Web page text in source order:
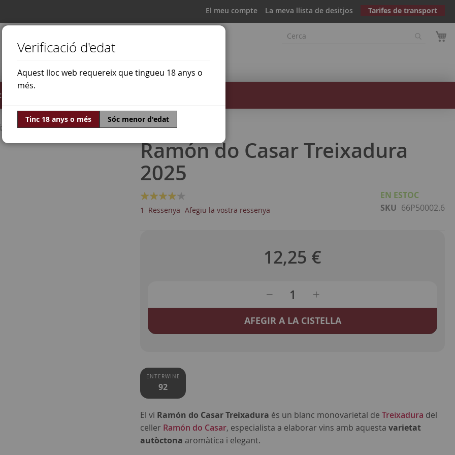
El meu compte La meva llista de desitjos Tarifes de transport
Ramón do Casar Treixadura
2025
Valoració:
80% of100
1 Ressenya Afegiu la vostra ressenya
EN ESTOC
SKU 66P50002.6
12,25 €
AFEGIR A LA CISTELLA
ENTERWINE
92
El vi Ramón do Casar Treixadura és un blanc monovarietal deTreixadura del
celler Ramón do Casar, especialista a elaborar vins amb aquestavarietat
autòctona aromàtica i elegant.
Verificació d'edat
Aquest lloc web requereix que tingueu 18 anys o
més.
Tinc 18 anys o més Sóc menor d'edat